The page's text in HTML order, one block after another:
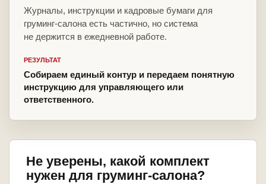
Журналы, инструкции и кадровые бумаги для
груминг-салона есть частично, но система
не держится в ежедневной работе.
РЕЗУЛЬТАТ
Собираем единый контур и передаем понятную
инструкцию для управляющего или
ответственного.
Не уверены, какой комплект
нужен для груминг-салона?